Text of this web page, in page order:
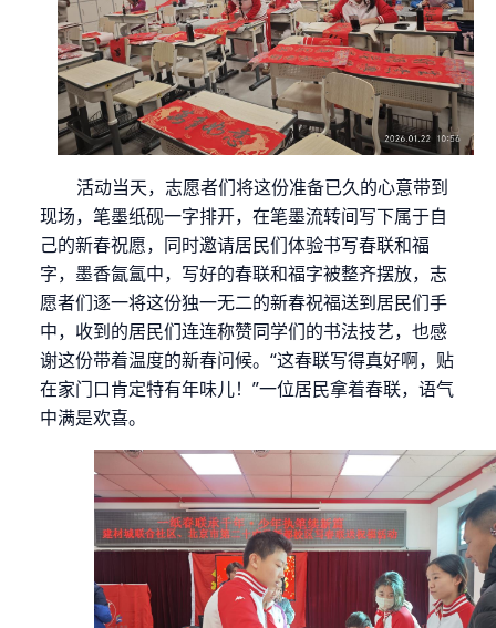
活动当天，志愿者们将这份准备已久的心意带到
现场， 笔墨纸砚一字排开，在笔墨流转间写下属于自
己的新春祝愿，同时邀请居民们体验书写春联和福
字， 墨香氤氲中， 写好的春联和福字被整齐摆放，志
愿者们逐一将这份独一无二的新春祝福送到居民们手
中， 收到的居民们连连称赞同学们的书法技艺，也感
谢这份带着温度的新春问候。 “这春联写得真好啊，贴
在家门口肯定特有年味儿！”一位居民拿着春联，语气
中满是欢喜。